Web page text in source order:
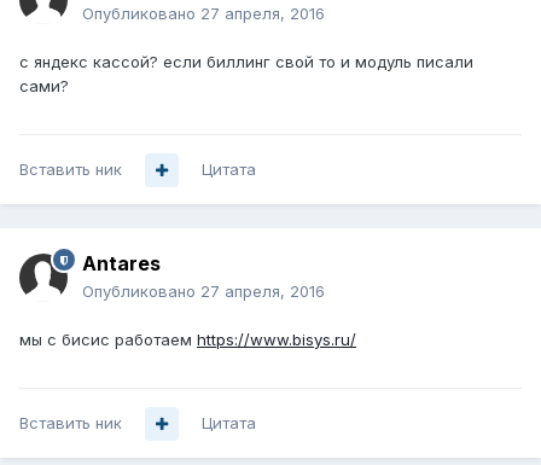
Опубликовано 27 апреля, 2016
с яндекс кассой? если биллинг свой то и модуль писали
сами?
Вставить ник Цитата
Antares
Опубликовано 27 апреля, 2016
мы с бисис работаем https://www.bisys.ru/
Вставить ник Цитата